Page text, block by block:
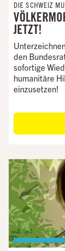
JETZT!
DIE SCHWEIZ
den
sofortige
humanitäre
einzusetzen!